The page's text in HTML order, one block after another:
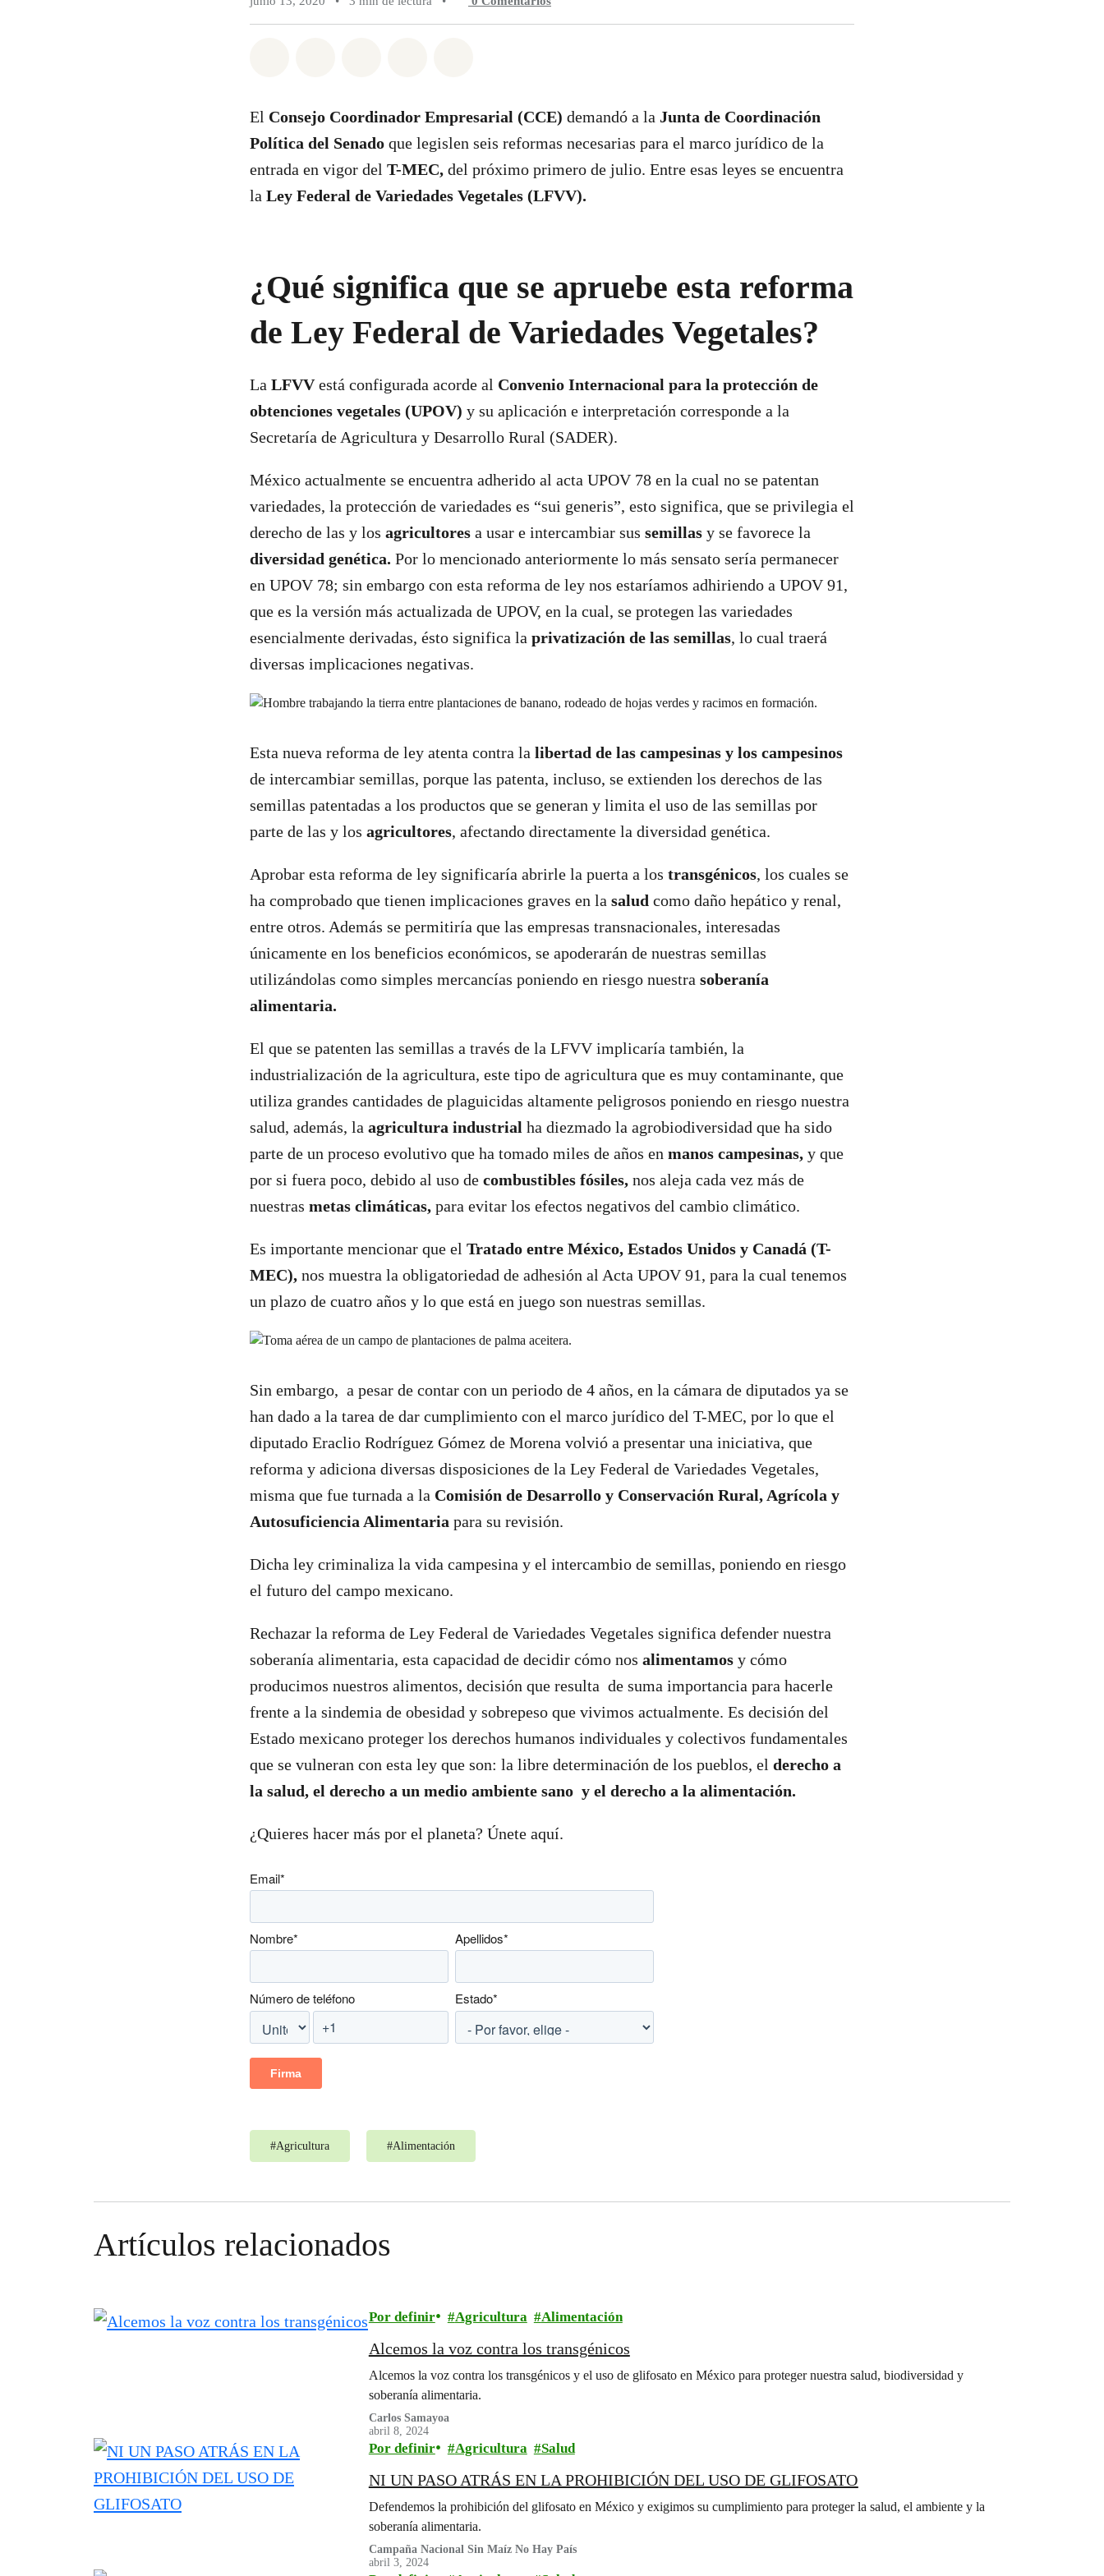
El Consejo Coordinador Empresarial (CCE) demandó a la Junta de Coordinación
Política del Senado que legislen seis reformas necesarias para el marco jurídico de la
entrada en vigor del T-MEC, del próximo primero de julio. Entre esas leyes se encuentra
la Ley Federal de Variedades Vegetales (LFVV).
¿Qué significa que se apruebe esta reforma
de Ley Federal de Variedades Vegetales?
La LFVVestá configurada acorde al Convenio Internacional para la protección de
obtenciones vegetales (UPOV) y su aplicación e interpretación corresponde a la
Secretaría de Agricultura y Desarrollo Rural (SADER).
México actualmente se encuentra adherido al acta UPOV 78 en la cual no se patentan
variedades, la protección de variedades es “sui generis”, esto significa, que se privilegia el
derecho de las y los agricultores a usar e intercambiar sus semillas y se favorece la
diversidad genética. Por lo mencionado anteriormente lo más sensato sería permanecer
en UPOV 78; sin embargo con esta reforma de ley nos estaríamos adhiriendo a UPOV 91,
que es la versión más actualizada de UPOV, en la cual, se protegen las variedades
esencialmente derivadas, ésto significa la privatización de las semillas, lo cual traerá
diversas implicaciones negativas.
Esta nueva reforma de ley atenta contra la libertad de las campesinas y los campesinos
de intercambiar semillas, porque las patenta, incluso, se extienden los derechos de las
semillas patentadas a los productos que se generan y limita el uso de las semillas por
parte de las y los agricultores, afectando directamente la diversidad genética.
Aprobar esta reforma de ley significaría abrirle la puerta a los transgénicos, los cuales se
ha comprobado que tienen implicaciones graves en la salud como daño hepático y renal,
entre otros. Además se permitiría que las empresas transnacionales, interesadas
únicamente en los beneficios económicos, se apoderarán de nuestras semillas
utilizándolas como simples mercancías poniendo en riesgo nuestra soberanía
alimentaria.
El que se patenten las semillas a través de la LFVV implicaría también, la
industrialización de la agricultura, este tipo de agricultura que es muy contaminante, que
utiliza grandes cantidades de plaguicidas altamente peligrosos poniendo en riesgo nuestra
salud, además, la agricultura industrial ha diezmado la agrobiodiversidad que ha sido
parte de un proceso evolutivo que ha tomado miles de años en manos campesinas, y que
por si fuera poco, debido al uso de combustibles fósiles, nos aleja cada vez más de
nuestras metas climáticas, para evitar los efectos negativos del cambio climático.
Es importante mencionar que el Tratado entre México, Estados Unidos y Canadá (T-
MEC), nos muestra la obligatoriedad de adhesión al Acta UPOV 91, para la cual tenemos
un plazo de cuatro años y lo que está en juego son nuestras semillas.
Sin embargo, a pesar de contar con un periodo de 4 años, en la cámara de diputados ya se
han dado a la tarea de dar cumplimiento con el marco jurídico del T-MEC, por lo que el
diputado Eraclio Rodríguez Gómez de Morena volvió a presentar una iniciativa, que
reforma y adiciona diversas disposiciones de la Ley Federal de Variedades Vegetales,
misma que fue turnada a la Comisión de Desarrollo y Conservación Rural, Agrícola y
Autosuficiencia Alimentaria para su revisión.
Dicha ley criminaliza la vida campesina y el intercambio de semillas, poniendo en riesgo
el futuro del campo mexicano.
Rechazar la reforma de Ley Federal de Variedades Vegetales significa defender nuestra
soberanía alimentaria, esta capacidad de decidir cómo nos alimentamos y cómo
producimos nuestros alimentos, decisión que resulta de suma importancia para hacerle
frente a la sindemia de obesidad y sobrepeso que vivimos actualmente. Es decisión del
Estado mexicano proteger los derechos humanos individuales y colectivos fundamentales
que se vulneran con esta ley que son: la libre determinación de los pueblos, el derecho a
la salud, el derecho a un medio ambiente sano y el derecho a la alimentación.
¿Quieres hacer más por el planeta? Únete aquí.
Email*
Nombre* Apellidos*
Número de teléfono Estado*
#Agricultura #Alimentación
Artículos relacionados
Por definir Agricultura Alimentación
Alcemos la voz contra los transgénicos
Alcemos la voz contra los transgénicos y el uso de glifosato en México para proteger nuestra salud, biodiversidad y
soberanía alimentaria.
Carlos Samayoa
abril 8, 2024
Por definir Agricultura Salud
NI UN PASO ATRÁS EN LA PROHIBICIÓN DEL USO DE GLIFOSATO
Defendemos la prohibición del glifosato en México y exigimos su cumplimiento para proteger la salud, el ambiente y la
soberanía alimentaria.
Campaña Nacional Sin Maíz No Hay País
abril 3, 2024